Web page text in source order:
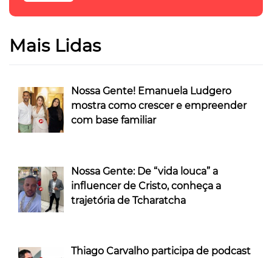
Mais Lidas
Nossa Gente! Emanuela Ludgero
mostra como crescer e empreender
com base familiar
Nossa Gente: De “vida louca” a
influencer de Cristo, conheça a
trajetória de Tcharatcha
Thiago Carvalho participa de podcast